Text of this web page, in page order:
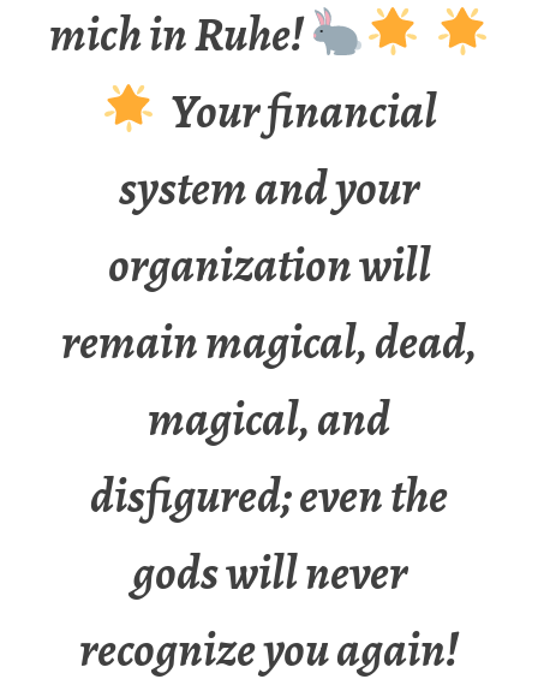
mich in Ruhe!
Your financial
system and your
organization will
remain magical, dead,
magical, and
disfigured; even the
gods will never
recognize you again!